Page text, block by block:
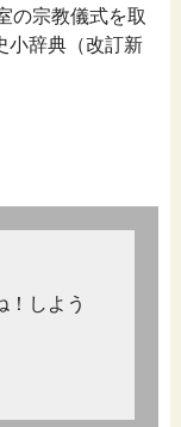
の宗教儀式を取
小辞典（改訂新
！しよう